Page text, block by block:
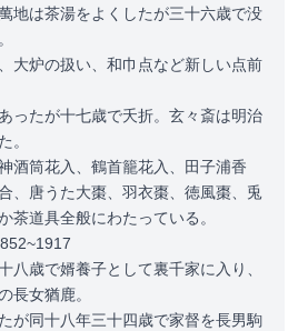
地は茶湯をよくしたが三十六歳で没
大炉の扱い、和巾点など新しい点前
ったが十七歳で夭折。玄々斎は明治
。
酒筒花入、鶴首籠花入、田子浦香
、唐うた大棗、羽衣棗、徳風棗、兎
茶道具全般にわたっている。
歳で婿養子として裏千家に入り、
長女猶鹿。
が同十八年三十四歳で家督を長男駒